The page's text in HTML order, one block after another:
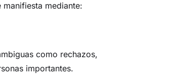
manifiesta mediante:
como rechazos,
importantes.